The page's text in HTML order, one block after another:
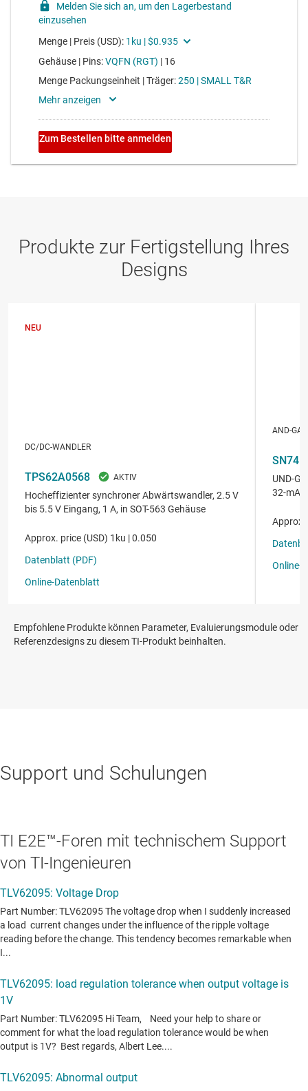
Empfohlene Produkte können Parameter, Evaluierungsmodule oder
Referenzdesigns zu diesem TI-Produkt beinhalten.
Support und Schulungen
TI E2E™-Foren mit technischem Support
von TI-Ingenieuren